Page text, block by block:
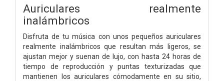
Auriculares realmente
inalámbricos
Disfruta de tu música con unos pequeños auriculares
realmente inalámbricos que resultan más ligeros, se
ajustan mejor y suenan de lujo, con hasta 24 horas de
tiempo de reproducción y puntas texturizadas que
mantienen los auriculares cómodamente en su sitio,